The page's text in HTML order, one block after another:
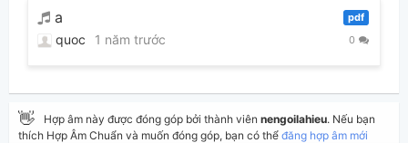
a pdf
quoc 1 năm trước 0
👋 Hợp âm này được đóng góp bởi thành viên nengoilahieu. Nếu bạn
thích Hợp Âm Chuẩn và muốn đóng góp, bạn có thể đăng hợp âm mới